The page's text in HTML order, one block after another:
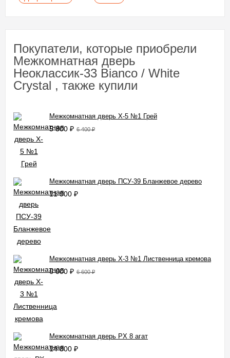
Покупатели, которые приобрели
Межкомнатная дверь
Неоклассик-33 Bianco / White
Сrystal , также купили
Межкомнатная дверь X-5 №1 Грей
5 800 ₽ 6 400₽
Межкомнатная дверь ПСУ-39 Бланжевое дерево
11 900 ₽
Межкомнатная дверь X-3 №1 Лиственница кремова
6 000 ₽ 6 600₽
Межкомнатная дверь PX 8 агат
14 800 ₽